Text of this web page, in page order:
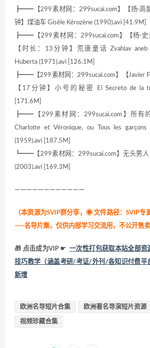
┣━━【299素材网：299sucai.com】【扬·高
钟】煤油车 Gisèle Kérozène (1990).avi [41.9M]
┣━━【299素材网：299sucai.com】【杨·史
【时长：13分钟】荒唐童话 Zvahlav aneb
Huberta (1971).avi [126.1M]
┣━━【299素材网：299sucai.com】【Javier
【17分钟】小号的秘密 El Secreto de la
[171.6M]
┣━━【299素材网：299sucai.com】所有
Charlotte et Véronique, ou Tous les garçons
(1959).avi [187.5M]
┗━━【299素材网：299sucai.com】无头男人
(2003).avi [169.3M]
————————————
（本资源为SVIP群分享， ◉ 文件路径：SVIP专
——名导片集，仅供内部学习交流用，不公开售卖
🎁 点击成为VIP ☛ 一次性打包获取本站全部资
技巧教学（涵盖考研/考证/外刊/各知识付费平
新增
欧洲名导短片合集 欧洲著名导演短片资源
视频珍藏合集